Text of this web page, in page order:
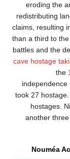
eroding the
redistributing
claims, resulting
than a third to
battles and the
cave hostage
the
took 27
hostages.
another
Nouméa